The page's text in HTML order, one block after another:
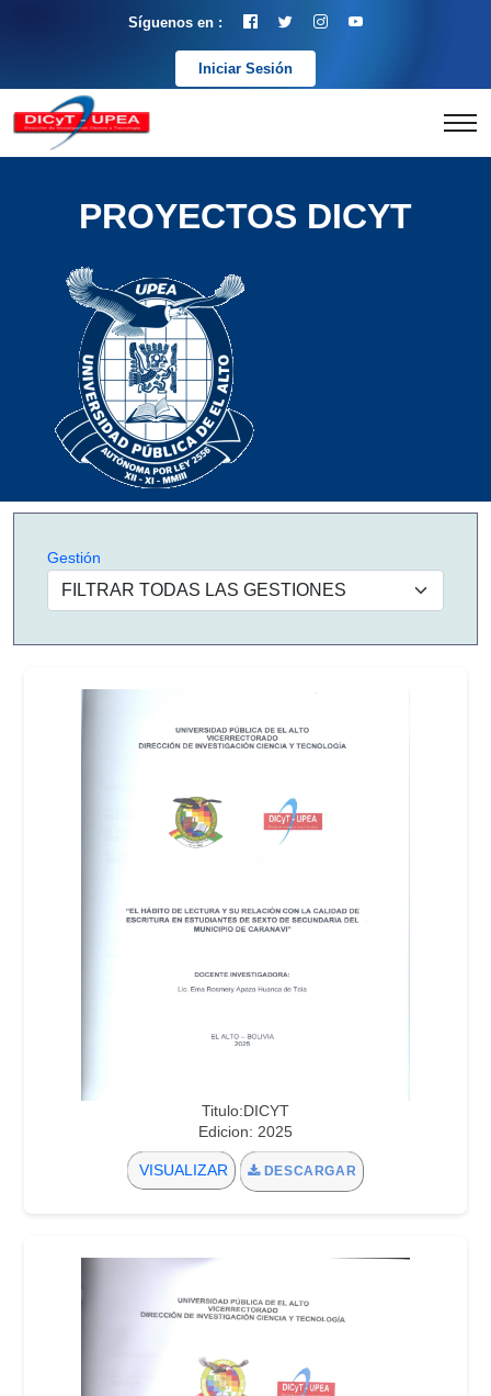
Síguenos en :
Iniciar Sesión
PROYECTOS DICYT
Gestión
Titulo:DICYT
Edicion: 2025
VISUALIZAR DESCARGAR